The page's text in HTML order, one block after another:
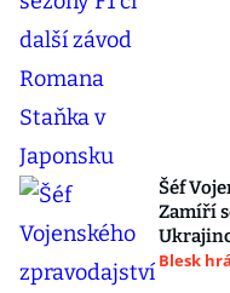
Šéf
Zamíří
Blesk